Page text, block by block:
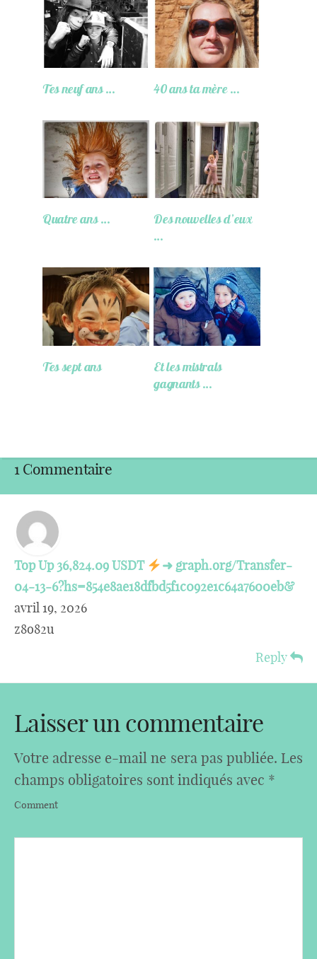
Tes neuf ans … 40 ans ta mère …
Quatre ans …
Des nouvelles d’eux
…
Tes sept ans
Et les mistrals
gagnants …
1 Commentaire
Top Up 36,824.09 USDT
➜ graph.org/Transfer-
04-13-6?hs=854e8ae18dfbd5f1c092e1c64a7600eb&
avril 19, 2026
z8o82u
Reply
Laisser un commentaire
Votre adresse e-mail ne sera pas publiée. Les
champs obligatoires sont indiqués avec *
Comment